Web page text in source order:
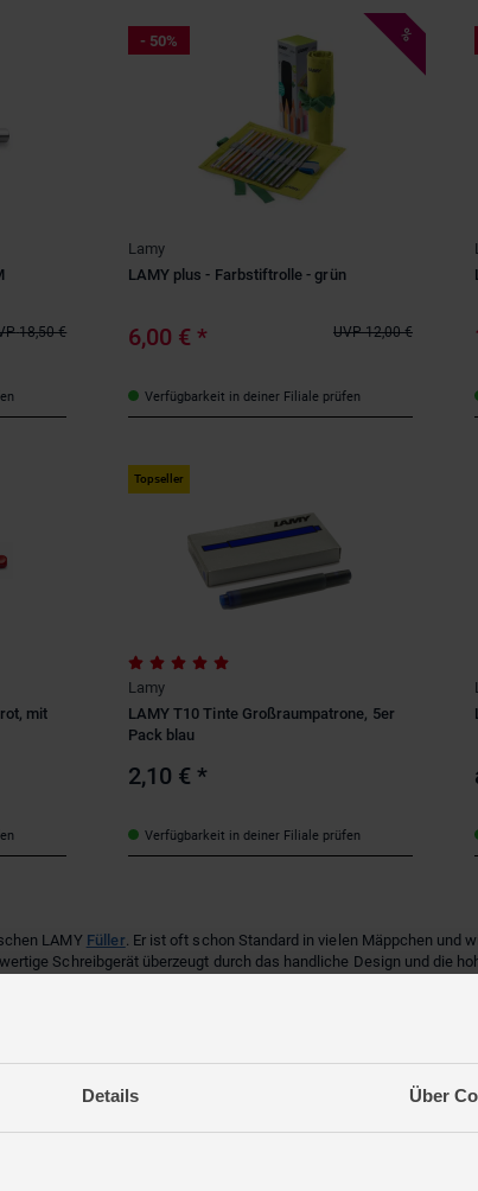
Details Über
18,50 €
- 50% %
Lamy
LAMY plus - Farbstiftrolle - grün
6,00 € * UVP 12,00 €
Verfügbarkeit in deiner Filiale prüfen
mit
Topseller
Lamy
LAMY T10 Tinte Großraumpatrone, 5er
Pack blau
2,10 € *
Verfügbarkeit in deiner Filiale prüfen
LAMY Füller. Er ist oft schon Standard in vielen Mäppchen und
Schreibgerät überzeugt durch das handliche Design und die
Marke LAMY
die Orthos Füllfederhalter-Fabrik. Drei Jahre nach dem
entwickelte sich das Unternehmen zum Marktführer in
LAMY 2000 widersetzte sich rigoros den überladenen Formen des